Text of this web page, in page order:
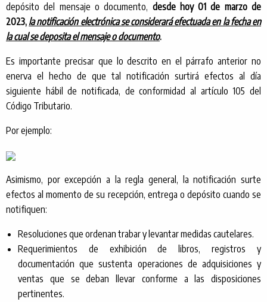
depósito del mensaje o documento, desde hoy 01 de marzo de
2023, la notificación electrónica se considerará efectuada en la fecha en
la cual se deposita el mensaje o documento.
Es importante precisar que lo descrito en el párrafo anterior no
enerva el hecho de que tal notificación surtirá efectos al día
siguiente hábil de notificada, de conformidad al artículo 105 del
Código Tributario.
Por ejemplo:
Asimismo, por excepción a la regla general, la notificación surte
efectos al momento de su recepción, entrega o depósito cuando se
notifiquen:
Resoluciones que ordenan trabar y levantar medidas cautelares.
Requerimientos de exhibición de libros, registros y
documentación que sustenta operaciones de adquisiciones y
ventas que se deban llevar conforme a las disposiciones
pertinentes.